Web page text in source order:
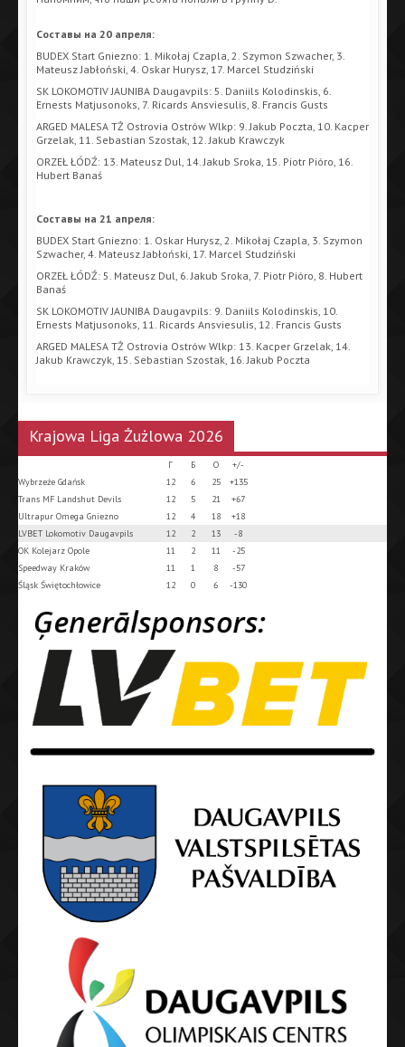
Составы на 20 апреля:
BUDEX Start Gniezno: 1. Mikołaj Czapla, 2. Szymon Szwacher, 3.
Mateusz Jabłoński, 4. Oskar Hurysz, 17. Marcel Studziński
SK LOKOMOTIV JAUNIBA Daugavpils: 5. Daniils Kolodinskis, 6.
Ernests Matjusonoks, 7. Ricards Ansviesulis, 8. Francis Gusts
ARGED MALESA TŻ Ostrovia Ostrów Wlkp: 9. Jakub Poczta, 10. Kacper
Grzelak, 11. Sebastian Szostak, 12. Jakub Krawczyk
ORZEŁ ŁÓDŹ: 13. Mateusz Dul, 14. Jakub Sroka, 15. Piotr Pióro, 16.
Hubert Banaś
Составы на 21 апреля:
BUDEX Start Gniezno: 1. Oskar Hurysz, 2. Mikołaj Czapla, 3. Szymon
Szwacher, 4. Mateusz Jabłoński, 17. Marcel Studziński
ORZEŁ ŁÓDŹ: 5. Mateusz Dul, 6. Jakub Sroka, 7. Piotr Pióro, 8. Hubert
Banaś
SK LOKOMOTIV JAUNIBA Daugavpils: 9. Daniils Kolodinskis, 10.
Ernests Matjusonoks, 11. Ricards Ansviesulis, 12. Francis Gusts
ARGED MALESA TŻ Ostrovia Ostrów Wlkp: 13. Kacper Grzelak, 14.
Jakub Krawczyk, 15. Sebastian Szostak, 16. Jakub Poczta
Krajowa Liga Żużlowa 2026
Г Б О
+/-
Wybrzeże Gdańsk
12 6 25
+135
Trans MF Landshut Devils
12 5 21
+67
Ultrapur Omega Gniezno
12 4 18
+18
LVBET Lokomotiv Daugavpils
12 2 13
-8
OK Kolejarz Opole
11 2 11
-25
Speedway Kraków
11 1 8
-57
Śląsk Świętochłowice
12 0 6 -130